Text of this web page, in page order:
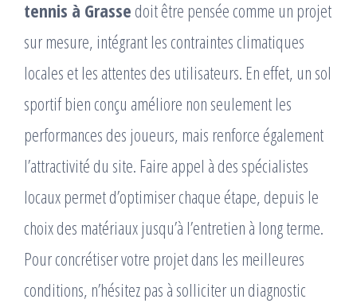
tennis à Grasse doit être pensée comme un projet
sur mesure, intégrant les contraintes climatiques
locales et les attentes des utilisateurs. En effet, un sol
sportif bien conçu améliore non seulement les
performances des joueurs, mais renforce également
l’attractivité du site. Faire appel à des spécialistes
locaux permet d’optimiser chaque étape, depuis le
choix des matériaux jusqu’à l’entretien à long terme.
Pour concrétiser votre projet dans les meilleures
conditions, n’hésitez pas à solliciter un diagnostic